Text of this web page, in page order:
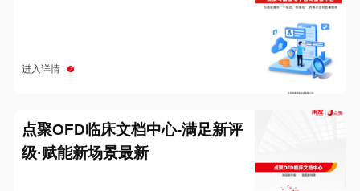
进入详情
点聚OFD临床文档中心-满足新评
级·赋能新场景最新